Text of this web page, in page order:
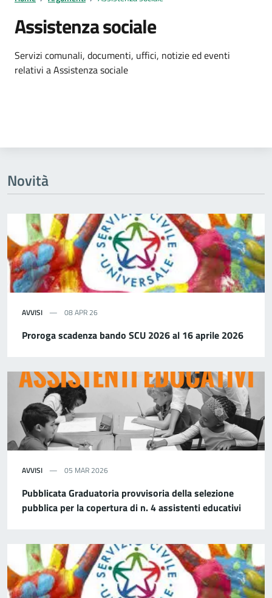
Assistenza sociale
Dettagli dell'argomento
Servizi comunali, documenti, uffici, notizie ed eventi
relativi a Assistenza sociale
Novità
AVVISI 08 APR 26
Proroga scadenza bando SCU 2026 al 16 aprile 2026
AVVISI 05 MAR 2026
Pubblicata Graduatoria provvisoria della selezione
pubblica per la copertura di n. 4 assistenti educativi